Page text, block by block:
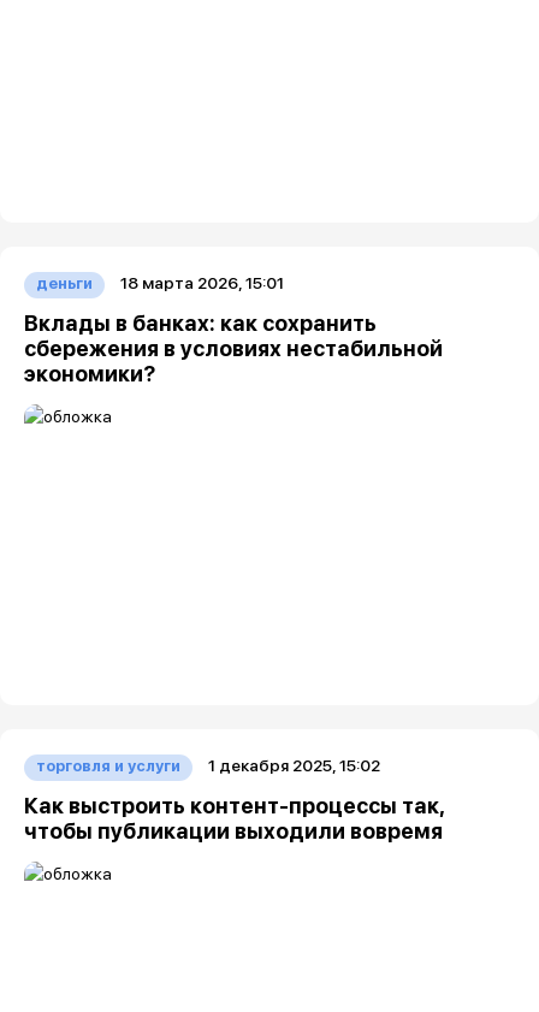
деньги 18 марта 2026, 15:01
Вклады в банках: как сохранить
сбережения в условиях нестабильной
экономики?
торговля и услуги 1 декабря 2025, 15:02
Как выстроить контент-процессы так,
чтобы публикации выходили вовремя